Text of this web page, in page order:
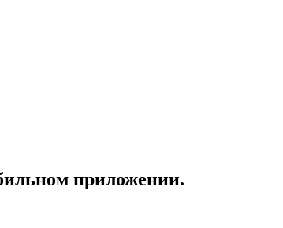
приложении.